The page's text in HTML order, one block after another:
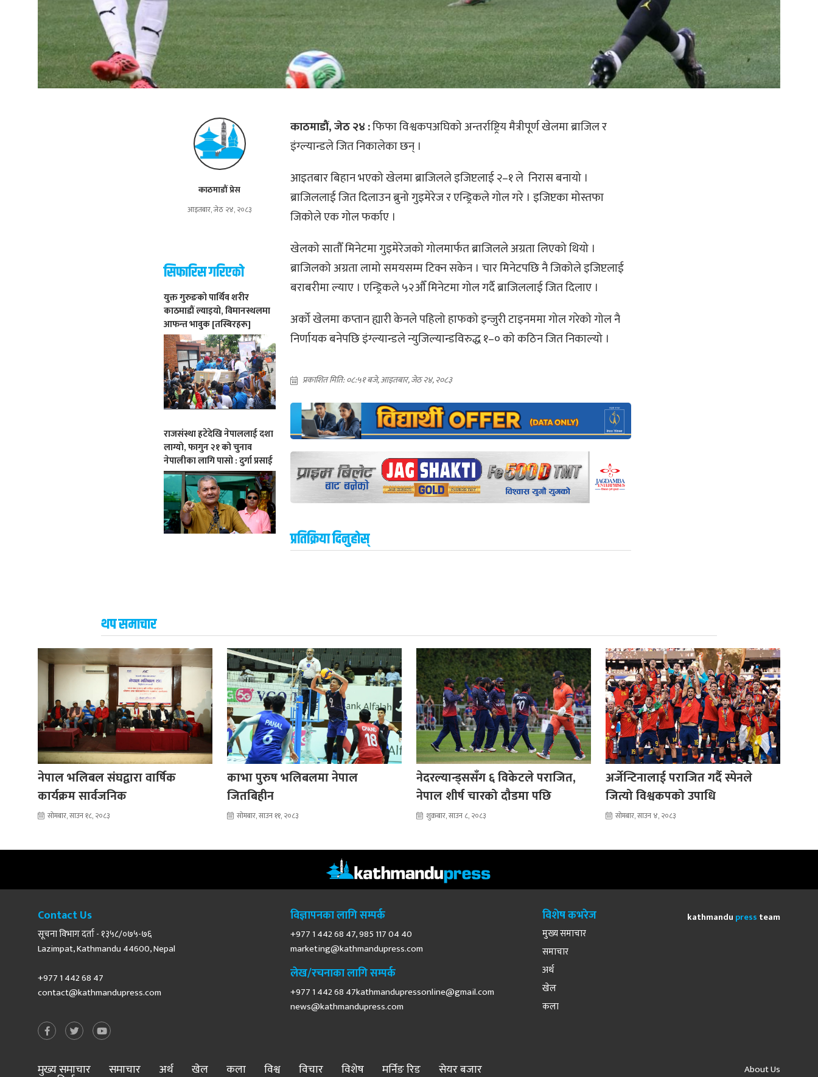
काठमाडौं प्रेस
आइतबार, जेठ २४, २०८३
सिफारिस गरिएको
युक्त गुरुङको पार्थिव शरीर
काठमाडौं ल्याइयो, विमानस्थलमा
आफन्त भावुक [तस्बिरहरू]
राजसंस्था हटेदेखि नेपाललाई दशा
लाग्यो, फागुन २१ को चुनाव
नेपालीका लागि पासो : दुर्गा प्रसाई
काठमाडौं, जेठ २४ :फिफा विश्वकपअघिको अन्तर्राष्ट्रिय मैत्रीपूर्ण खेलमा ब्राजिल र
इंग्ल्यान्डले जित निकालेका छन् ।
आइतबार बिहान भएको खेलमा ब्राजिलले इजिप्टलाई २–१ ले निरास बनायो ।
ब्राजिललाई जित दिलाउन ब्रुनो गुइमेरेज र एन्ड्रिकले गोल गरे । इजिप्टका मोस्तफा
जिकोले एक गोल फर्काए ।
खेलको सातौँ मिनेटमा गुइमेरेजको गोलमार्फत ब्राजिलले अग्रता लिएको थियो ।
ब्राजिलको अग्रता लामो समयसम्म टिक्न सकेन । चार मिनेटपछि नै जिकोले इजिप्टलाई
बराबरीमा ल्याए । एन्ड्रिकले ५२औँ मिनेटमा गोल गर्दै ब्राजिललाई जित दिलाए ।
अर्को खेलमा कप्तान ह्यारी केनले पहिलो हाफको इन्जुरी टाइनममा गोल गरेको गोल नै
निर्णायक बनेपछि इंग्ल्यान्डले न्युजिल्यान्डविरुद्ध १–० को कठिन जित निकाल्यो ।
प्रकाशित मिति: ०८:५१ बजे, आइतबार, जेठ २४, २०८३
प्रतिक्रिया दिनुहोस्
थप समाचार
नेपाल भलिबल संघद्वारा वार्षिक
कार्यक्रम सार्वजनिक
सोमबार, साउन १८, २०८३
काभा पुरुष भलिबलमा नेपाल
जितबिहीन
सोमबार, साउन ११, २०८३
नेदरल्यान्ड्ससँग ६ विकेटले पराजित,
नेपाल शीर्ष चारको दौडमा पछि
शुक्रबार, साउन ८, २०८३
अर्जेन्टिनालाई पराजित गर्दै स्पेनले
जित्यो विश्वकपको उपाधि
सोमबार, साउन ४, २०८३
Contact Us
सूचना विभाग दर्ता - १३५८/०७५-७६
Lazimpat, Kathmandu 44600, Nepal
+977 1 442 68 47
contact@kathmandupress.com
विज्ञापनका लागि सम्पर्क
+977 1 442 68 47, 985 117 04 40
marketing@kathmandupress.com
लेख/रचनाका लागि सम्पर्क
+977 1 442 68 47kathmandupressonline@gmail.com
news@kathmandupress.com
विशेष कभरेज
मुख्य समाचार
समाचार
अर्थ
खेल
कला
kathmandu press team
मुख्य समाचार समाचार अर्थ खेल कला विश्व विचार विशेष मर्निङ रिड सेयर बजार About Us